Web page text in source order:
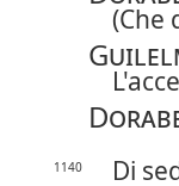
(Che
1140 Di